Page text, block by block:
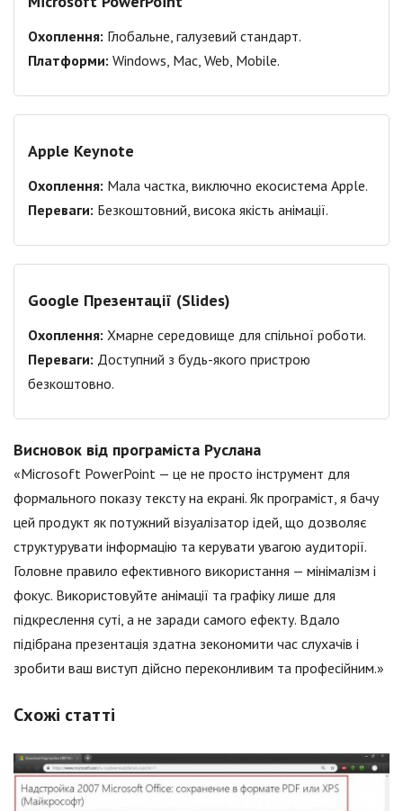
Охоплення: Глобальне, галузевий стандарт.
Платформи: Windows, Mac, Web, Mobile.
Apple Keynote
Охоплення: Мала частка, виключно екосистема Apple.
Переваги: Безкоштовний, висока якість анімації.
Google Презентації (Slides)
Охоплення: Хмарне середовище для спільної роботи.
Переваги: Доступний з будь-якого пристрою
безкоштовно.
Висновок від програміста Руслана
«Microsoft PowerPoint — це не просто інструмент для
формального показу тексту на екрані. Як програміст, я бачу
цей продукт як потужний візуалізатор ідей, що дозволяє
структурувати інформацію та керувати увагою аудиторії.
Головне правило ефективного використання — мінімалізм і
фокус. Використовуйте анімації та графіку лише для
підкреслення суті, а не заради самого ефекту. Вдало
підібрана презентація здатна зекономити час слухачів і
зробити ваш виступ дійсно переконливим та професійним.»
Схожі статті